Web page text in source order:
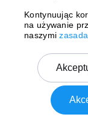
Copyright © 2026
Kontynuując
na używanie
naszymi